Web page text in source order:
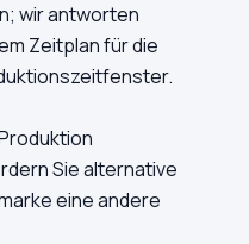
wir antworten
Zeitplan für die
Sie alternative
eine andere